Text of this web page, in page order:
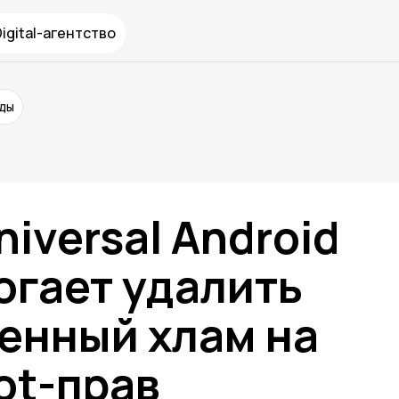
агентство
Android
удалить
хлам на
прав